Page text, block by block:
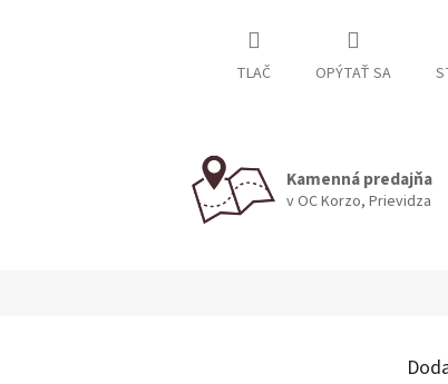
TLAČ OPÝTAŤ SA
Kamenná predajňa
v OC Korzo, Prievidza